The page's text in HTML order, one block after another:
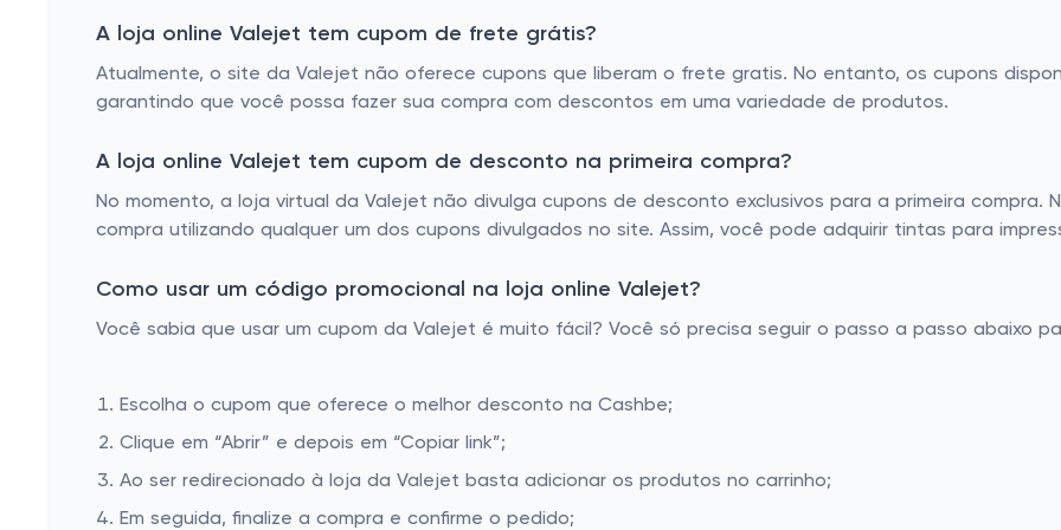
A loja online Valejet tem cupom de frete grátis?
Atualmente, o site da Valejet não oferece cupons que liberam o frete gratis. No entanto, os cupons
garantindo que você possa fazer sua compra com descontos em uma variedade de produtos.
A loja online Valejet tem cupom de desconto na primeira compra?
No momento, a loja virtual da Valejet não divulga cupons de desconto exclusivos para a primeira compra.
compra utilizando qualquer um dos cupons divulgados no site. Assim, você pode adquirir tintas para
Como usar um código promocional na loja online Valejet?
Você sabia que usar um cupom da Valejet é muito fácil? Você só precisa seguir o passo a passo abaixo
Escolha o cupom que oferece o melhor desconto na Cashbe;
Clique em “Abrir” e depois em “Copiar link”;
Ao ser redirecionado à loja da Valejet basta adicionar os produtos no carrinho;
Em seguida, finalize a compra e confirme o pedido;